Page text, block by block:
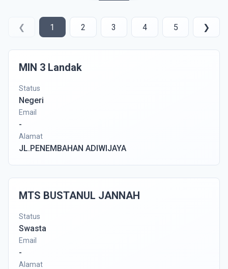
❮ 1 2 3 4 5 ❯
MIN 3 Landak
Status
Negeri
Email
-
Alamat
JL.PENEMBAHAN ADIWIJAYA
MTS BUSTANUL JANNAH
Status
Swasta
Email
-
Alamat